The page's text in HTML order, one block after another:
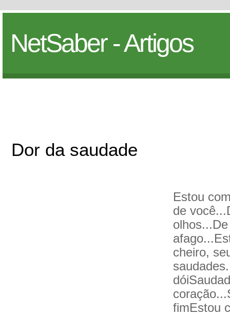
NetSaber - Artigos
Dor da saudade
Estou
de
cheiro,
fimEstou